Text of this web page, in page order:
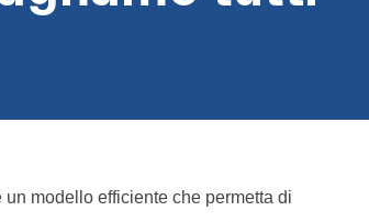
modello efficiente che permetta di